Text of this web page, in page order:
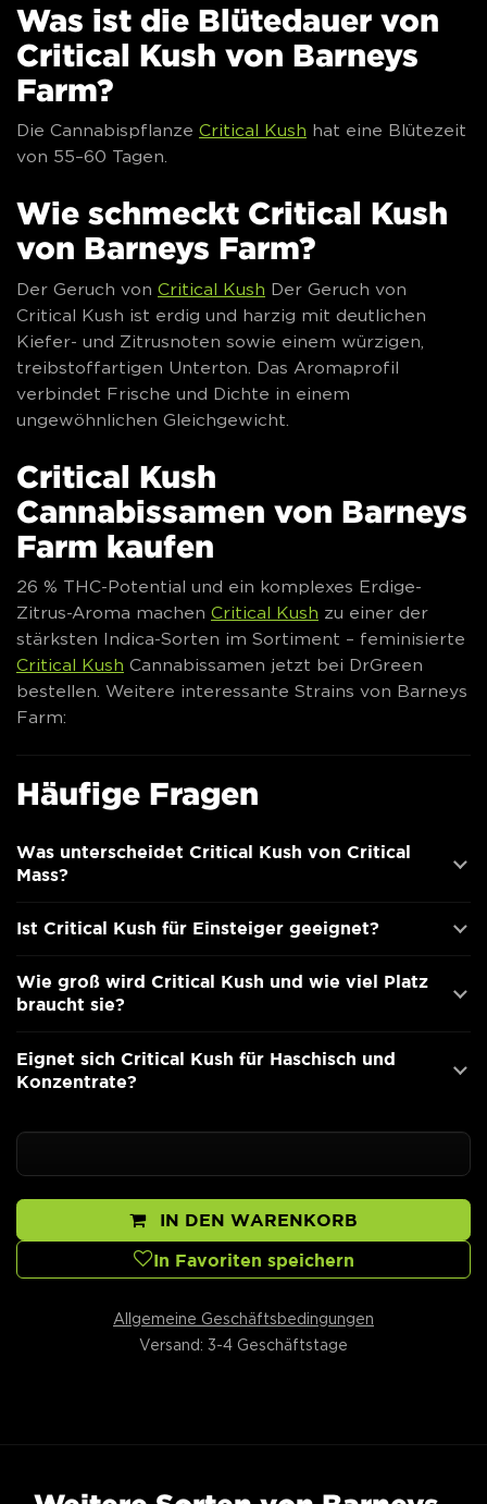
Was ist die Blütedauer von
Critical Kush von Barneys
Farm?
Die Cannabispflanze Critical Kush hat eine Blütezeit
von 55–60 Tagen.
Wie schmeckt Critical Kush
von Barneys Farm?
Der Geruch von Critical Kush Der Geruch von
Critical Kush ist erdig und harzig mit deutlichen
Kiefer- und Zitrusnoten sowie einem würzigen,
treibstoffartigen Unterton. Das Aromaprofil
verbindet Frische und Dichte in einem
ungewöhnlichen Gleichgewicht.
Critical Kush
Cannabissamen von Barneys
Farm kaufen
26 % THC-Potential und ein komplexes Erdige-
Zitrus-Aroma machen Critical Kush zu einer der
stärksten Indica-Sorten im Sortiment – feminisierte
Critical Kush Cannabissamen jetzt bei DrGreen
bestellen. Weitere interessante Strains von Barneys
Farm:
Häufige Fragen
Was unterscheidet Critical Kush von Critical
Mass?
Ist Critical Kush für Einsteiger geeignet?
Wie groß wird Critical Kush und wie viel Platz
braucht sie?
Eignet sich Critical Kush für Haschisch und
Konzentrate?
IN DEN WARENKORB
In Favoriten speichern
Allgemeine Geschäftsbedingungen
Versand: 3-4 Geschäftstage